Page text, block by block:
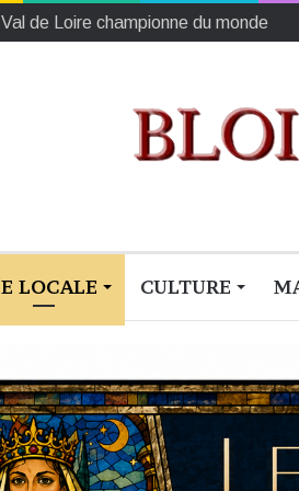
son ouverture en rejouant la fuite
LOCALE CULTURE